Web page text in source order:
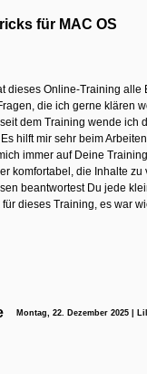
für MAC OS
dieses Online-Training alle
die ich gerne klären
dem Training wende ich
hilft mir sehr beim
immer auf Deine
komfortabel, die Inhalte zu
beantwortest Du jede
dieses Training, es war
Montag, 22. Dezember 2025 |